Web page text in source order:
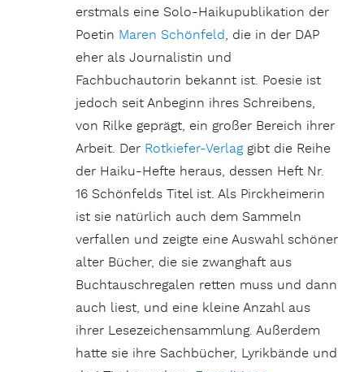
erstmals eine Solo-Haikupublikation der
Poetin Maren Schönfeld, die in der DAP
eher als Journalistin und
Fachbuchautorin bekannt ist. Poesie ist
jedoch seit Anbeginn ihres Schreibens,
von Rilke geprägt, ein großer Bereich ihrer
Arbeit. Der Rotkiefer-Verlaggibt die Reihe
der Haiku-Hefte heraus, dessen Heft Nr.
16 Schönfelds Titel ist. Als Pirckheimerin
ist sie natürlich auch dem Sammeln
verfallen und zeigte eine Auswahl schöner
alter Bücher, die sie zwanghaft aus
Buchtauschregalen retten muss und dann
auch liest, und eine kleine Anzahl aus
ihrer Lesezeichensammlung. Außerdem
hatte sie ihre Sachbücher, Lyrikbände und